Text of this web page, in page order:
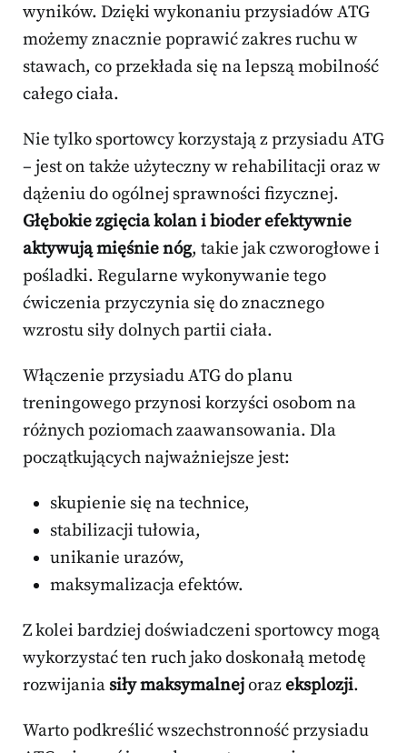
wyników. Dzięki wykonaniu przysiadów ATG
możemy znacznie poprawić zakres ruchu w
stawach, co przekłada się na lepszą mobilność
całego ciała.
Nie tylko sportowcy korzystają z przysiadu ATG
– jest on także użyteczny w rehabilitacji oraz w
dążeniu do ogólnej sprawności fizycznej.
Głębokie zgięcia kolan i bioder efektywnie
aktywują mięśnie nóg, takie jak czworogłowe i
pośladki. Regularne wykonywanie tego
ćwiczenia przyczynia się do znacznego
wzrostu siły dolnych partii ciała.
Włączenie przysiadu ATG do planu
treningowego przynosi korzyści osobom na
różnych poziomach zaawansowania. Dla
początkujących najważniejsze jest:
skupienie się na technice,
stabilizacji tułowia,
unikanie urazów,
maksymalizacja efektów.
Z kolei bardziej doświadczeni sportowcy mogą
wykorzystać ten ruch jako doskonałą metodę
rozwijania siły maksymalnejorazeksplozji.
Warto podkreślić wszechstronność przysiadu